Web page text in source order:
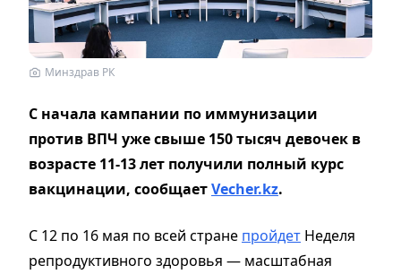
Минздрав РК
С начала кампании по иммунизации
против ВПЧ уже свыше 150 тысяч девочек в
возрасте 11-13 лет получили полный курс
вакцинации, сообщаетVecher.kz.
С 12 по 16 мая по всей стране пройдет Неделя
репродуктивного здоровья — масштабная